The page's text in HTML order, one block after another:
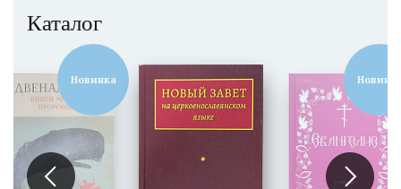
Каталог
Новинка